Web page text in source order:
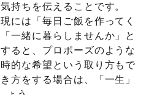
持ちを伝えることです。
には「毎日ご飯を作ってく
一緒に暮らしませんか」と
ると、プロポーズのような
的な希望という取り方もで
方をする場合は、「一生」